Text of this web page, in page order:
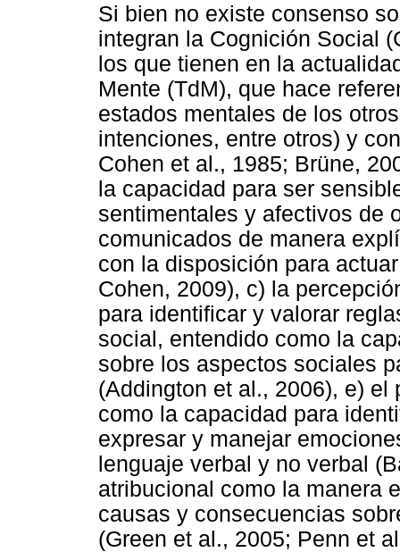
Si bien no existe consenso
integran la Cognición Social
los que tienen en la
Mente (TdM), que hace
estados mentales de los
intenciones, entre otros) y
Cohen et al., 1985; Brüne,
la capacidad para ser
sentimentales y afectivos de
comunicados de manera
con la disposición para
Cohen, 2009), c) la
para identificar y valorar
social, entendido como la
sobre los aspectos sociales
(Addington et al., 2006), e)
como la capacidad para
expresar y manejar
lenguaje verbal y no verbal
atribucional como la manera
causas y consecuencias
(Green et al., 2005; Penn et